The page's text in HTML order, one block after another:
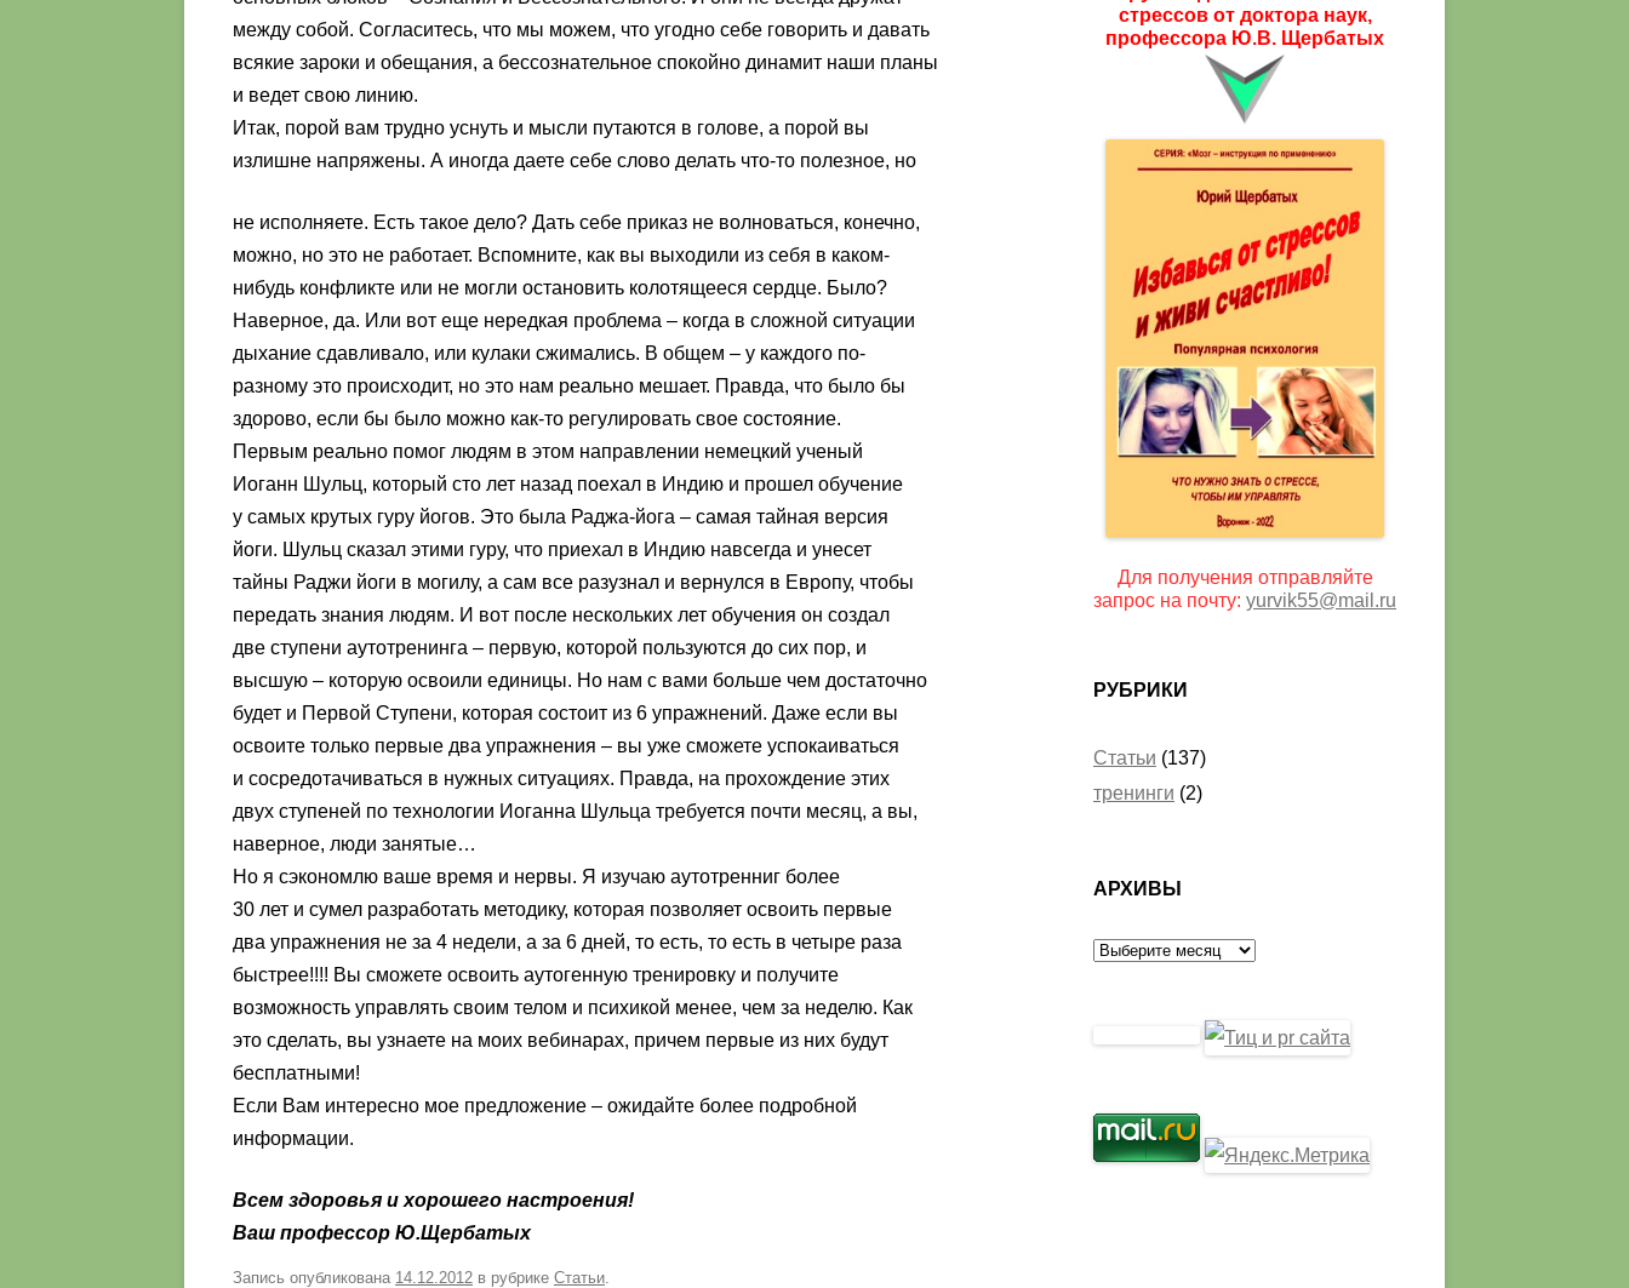
между собой. Согласитесь, что мы можем, что угодно себе говорить и давать
всякие зароки и обещания, а бессознательное спокойно динамит наши планы
и ведет свою линию.
Итак, порой вам трудно уснуть и мысли путаются в голове, а порой вы
излишне напряжены. А иногда даете себе слово делать что-то полезное, но
не исполняете. Есть такое дело? Дать себе приказ не волноваться, конечно,
можно, но это не работает. Вспомните, как вы выходили из себя в каком-
нибудь конфликте или не могли остановить колотящееся сердце. Было?
Наверное, да. Или вот еще нередкая проблема – когда в сложной ситуации
дыхание сдавливало, или кулаки сжимались. В общем – у каждого по-
разному это происходит, но это нам реально мешает. Правда, что было бы
здорово, если бы было можно как-то регулировать свое состояние.
Первым реально помог людям в этом направлении немецкий ученый
Иоганн Шульц, который сто лет назад поехал в Индию и прошел обучение
у самых крутых гуру йогов. Это была Раджа-йога – самая тайная версия
йоги. Шульц сказал этими гуру, что приехал в Индию навсегда и унесет
тайны Раджи йоги в могилу, а сам все разузнал и вернулся в Европу, чтобы
передать знания людям. И вот после нескольких лет обучения он создал
две ступени аутотренинга – первую, которой пользуются до сих пор, и
высшую – которую освоили единицы. Но нам с вами больше чем достаточно
будет и Первой Ступени, которая состоит из 6 упражнений. Даже если вы
освоите только первые два упражнения – вы уже сможете успокаиваться
и сосредотачиваться в нужных ситуациях. Правда, на прохождение этих
двух ступеней по технологии Иоганна Шульца требуется почти месяц, а вы,
наверное, люди занятые…
Но я сэкономлю ваше время и нервы. Я изучаю аутотренниг более
30 лет и сумел разработать методику, которая позволяет освоить первые
два упражнения не за 4 недели, а за 6 дней, то есть, то есть в четыре раза
быстрее!!!! Вы сможете освоить аутогенную тренировку и получите
возможность управлять своим телом и психикой менее, чем за неделю. Как
это сделать, вы узнаете на моих вебинарах, причем первые из них будут
бесплатными!
Если Вам интересно мое предложение – ожидайте более подробной
информации.
Всем здоровья и хорошего настроения!
Ваш профессор Ю.Щербатых
Запись опубликована 14.12.2012 в рубрике Статьи.
стрессов от доктора наук,
профессора Ю.В. Щербатых
Для получения отправляйте
запрос на почту: yurvik55@mail.ru
РУБРИКИ
Статьи (137)
тренинги (2)
АРХИВЫ
Архивы